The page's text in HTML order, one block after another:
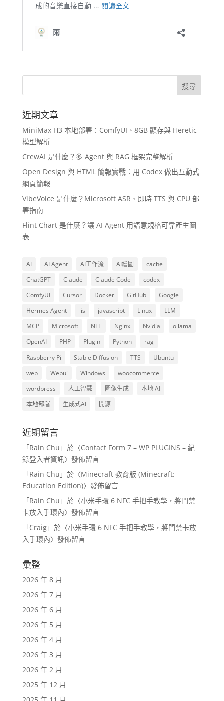
近期文章
MiniMax H3 本地部署：ComfyUI、8GB 顯存與 Heretic
模型解析
CrewAI 是什麼？多 Agent 與 RAG 框架完整解析
Open Design 與 HTML 簡報實戰：用 Codex 做出互動式
網頁簡報
VibeVoice 是什麼？Microsoft ASR、即時 TTS 與 CPU 部
署指南
Flint Chart 是什麼？讓 AI Agent 用語意規格可靠產生圖
表
AI AI Agent AI工作流 AI繪圖
cache
ChatGPT
Claude Claude Code
codex
ComfyUI
Cursor Docker GitHub
Google
Hermes Agent
iis javascript Linux
LLM
MCP
Microsoft NFT Nginx Nvidia
ollama
OpenAI
PHP Plugin Python
rag
Raspberry Pi
Stable Diffusion TTS
Ubuntu
web
Webui Windows
woocommerce
wordpress
人工智慧 圖像生成
本地 AI
本地部署
生成式AI 開源
近期留言
「Rain Chu 」於〈Contact Form 7 – WP PLUGINS – 紀
錄登入者資訊〉發佈留言
「Rain Chu 」於〈Minecraft 教育版 (Minecraft:
Education Edition)〉發佈留言
「Rain Chu 」於〈小米手環 6 NFC 手把手教學，將門禁
卡放入手環內〉發佈留言
「Craig」於〈小米手環 6 NFC 手把手教學，將門禁卡放
入手環內〉發佈留言
彙整
2026 年 8 月
2026 年 7 月
2026 年 6 月
2026 年 5 月
2026 年 4 月
2026 年 3 月
2026 年 2 月
2025 年 12 月